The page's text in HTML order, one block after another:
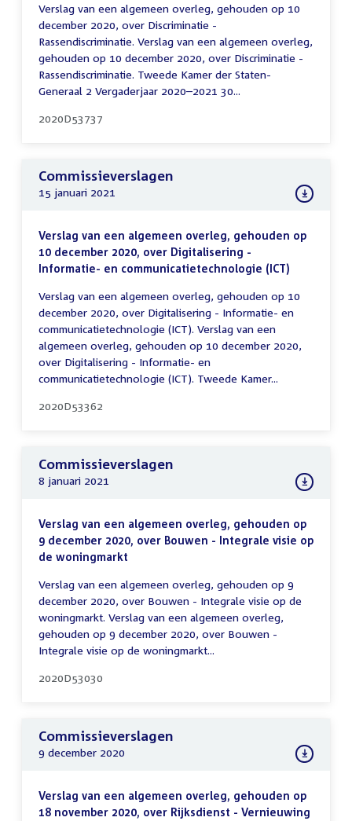
Verslag van een algemeen overleg, gehouden op 10
december 2020, over Discriminatie -
Rassendiscriminatie. Verslag van een algemeen overleg,
gehouden op 10 december 2020, over Discriminatie -
Rassendiscriminatie. Tweede Kamer der Staten-
Generaal 2 Vergaderjaar 2020–2021 30...
2020D53737
Commissieverslagen
15 januari 2021
Verslag van een algemeen overleg, gehouden op
10 december 2020, over Digitalisering -
Informatie- en communicatietechnologie (ICT)
Verslag van een algemeen overleg, gehouden op 10
december 2020, over Digitalisering - Informatie- en
communicatietechnologie (ICT). Verslag van een
algemeen overleg, gehouden op 10 december 2020,
over Digitalisering - Informatie- en
communicatietechnologie (ICT). Tweede Kamer...
2020D53362
Commissieverslagen
8 januari 2021
Verslag van een algemeen overleg, gehouden op
9 december 2020, over Bouwen - Integrale visie op
de woningmarkt
Verslag van een algemeen overleg, gehouden op 9
december 2020, over Bouwen - Integrale visie op de
woningmarkt. Verslag van een algemeen overleg,
gehouden op 9 december 2020, over Bouwen -
Integrale visie op de woningmarkt...
2020D53030
Commissieverslagen
9 december 2020
Verslag van een algemeen overleg, gehouden op
18 november 2020, over Rijksdienst - Vernieuwing